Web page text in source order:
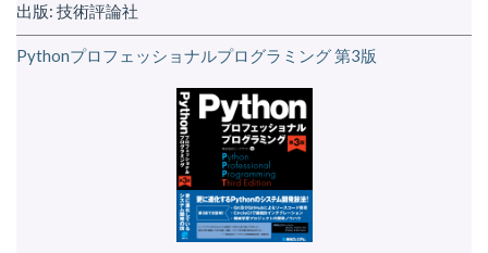
出版: 技術評論社
Pythonプロフェッショナルプログラミング 第3版